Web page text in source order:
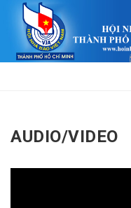
AUDIO/VIDEO